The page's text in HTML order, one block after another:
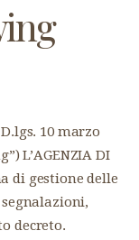
10 marzo
L’AGENZIA DI
di gestione delle
decreto.